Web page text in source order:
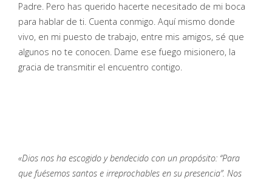
Padre. Pero has querido hacerte necesitado de mi boca
para hablar de ti. Cuenta conmigo. Aquí mismo donde
vivo, en mi puesto de trabajo, entre mis amigos, sé que
algunos no te conocen. Dame ese fuego misionero, la
gracia de transmitir el encuentro contigo.
«Dios nos ha escogido y bendecido con un propósito: “Para
que fuésemos santos e irreprochables en su presencia”. Nos